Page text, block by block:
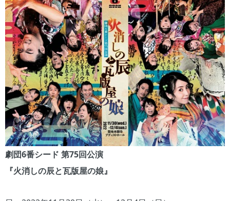
劇団6番シード 第75回公演
『火消しの辰と瓦版屋の娘』